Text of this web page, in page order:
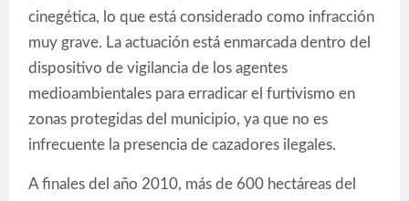
cinegética, lo que está considerado como infracción
muy grave. La actuación está enmarcada dentro del
dispositivo de vigilancia de los agentes
medioambientales para erradicar el furtivismo en
zonas protegidas del municipio, ya que no es
infrecuente la presencia de cazadores ilegales.
A finales del año 2010, más de 600 hectáreas del